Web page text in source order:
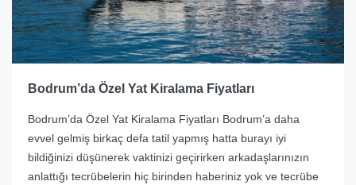
Bodrum’da Özel Yat Kiralama Fiyatları
Bodrum’da Özel Yat Kiralama Fiyatları Bodrum’a daha
evvel gelmiş birkaç defa tatil yapmış hatta burayı iyi
bildiğinizi düşünerek vaktinizi geçirirken arkadaşlarınızın
anlattığı tecrübelerin hiç birinden haberiniz yok ve tecrübe